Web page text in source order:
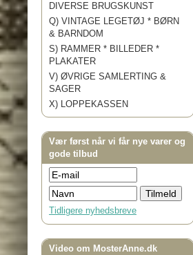
DIVERSE BRUGSKUNST
Q) VINTAGE LEGETØJ * BØRN
& BARNDOM
S) RAMMER * BILLEDER *
PLAKATER
V) ØVRIGE SAMLERTING &
SAGER
X) LOPPEKASSEN
Vær først når vi får nye varer og
gode tilbud
Tidligere nyhedsbreve
Video om MosterAnne.dk